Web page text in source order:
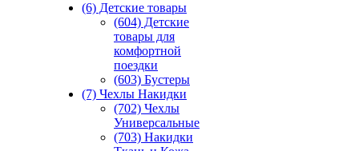
(6) Детские товары
(604) Детские
товары для
комфортной
поездки
(603) Бустеры
(7) Чехлы Накидки
(702) Чехлы
Универсальные
(703) Накидки